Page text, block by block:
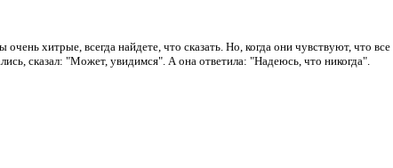
хитрые, всегда найдете, что сказать. Но, когда они чувствуют, что
сказал: "Может, увидимся". А она ответила: "Надеюсь, что никогда".